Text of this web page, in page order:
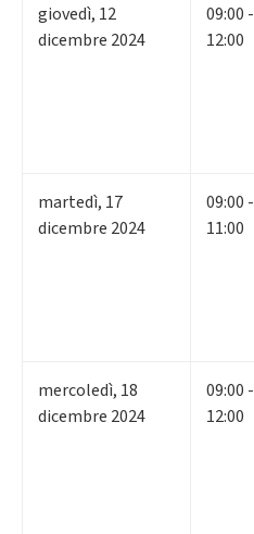
giovedì, 12
dicembre 2024
09:00 -
12:00
martedì, 17
dicembre 2024
09:00 -
11:00
mercoledì, 18
dicembre 2024
09:00 -
12:00